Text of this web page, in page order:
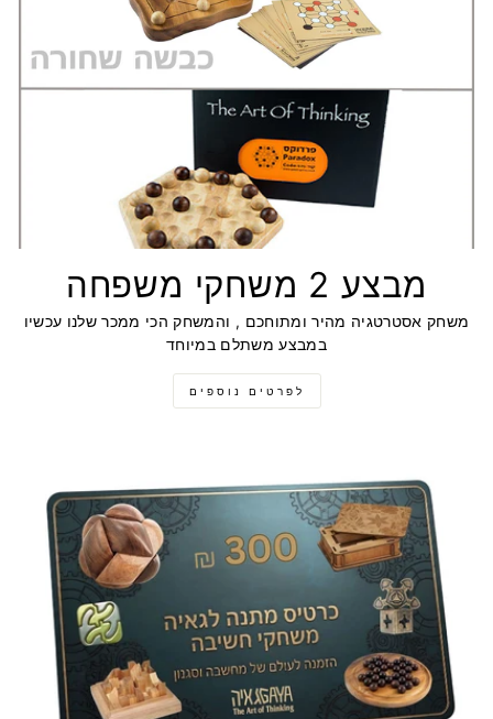
מבצע 2 משחקי משפחה
משחק אסטרטגיה מהיר ומתוחכם , והמשחק הכי ממכר שלנו עכשיו
במבצע משתלם במיוחד
לפרטים נוספים